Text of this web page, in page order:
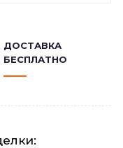
ДОСТАВКА
БЕСПЛАТНО